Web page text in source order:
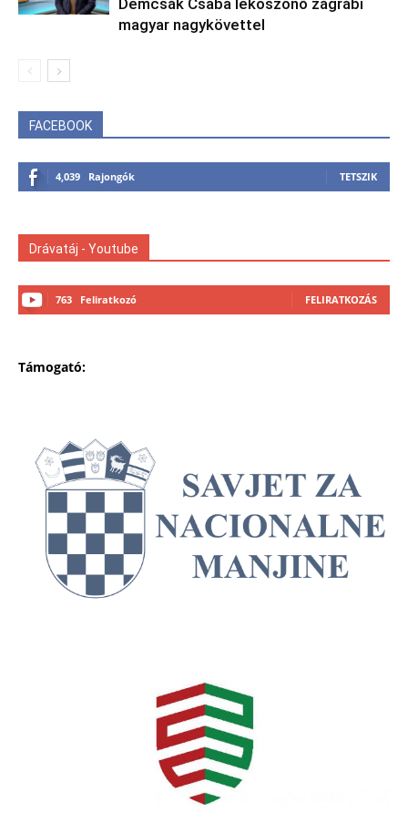
magyar nagykövettel
FACEBOOK
4,039 Rajongók TETSZIK
Drávatáj - Youtube
763 Feliratkozó FELIRATKOZÁS
Támogató: